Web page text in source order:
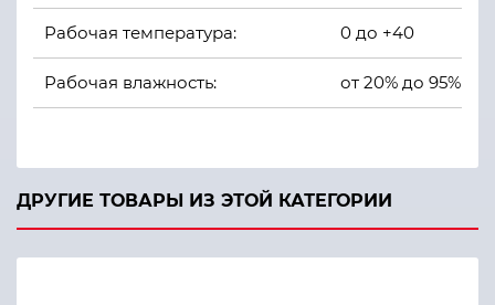
Рабочая температура: 0 до +40
Рабочая влажность: от 20% до 95%
Тип упаковки: Деревянная
ДРУГИЕ ТОВАРЫ ИЗ ЭТОЙ КАТЕГОРИИ